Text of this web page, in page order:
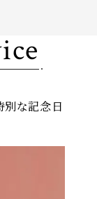
別な記念日